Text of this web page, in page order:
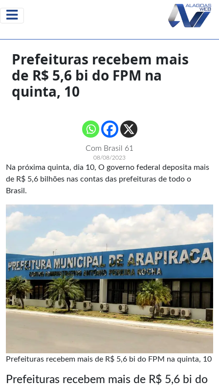
Prefeituras recebem mais
de R$ 5,6 bi do FPM na
quinta, 10
Com Brasil 61
08/08/2023
Na próxima quinta, dia 10, O governo federal deposita mais
de R$ 5,6 bilhões nas contas das prefeituras de todo o
Brasil.
Prefeituras recebem mais de R$ 5,6 bi do FPM na quinta, 10
Prefeituras recebem mais de R$ 5,6 bi do